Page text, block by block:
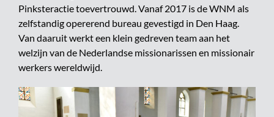
Pinksteractie toevertrouwd. Vanaf 2017 is de WNM als
zelfstandig opererend bureau gevestigd in Den Haag.
Van daaruit werkt een klein gedreven team aan het
welzijn van de Nederlandse missionarissen en missionair
werkers wereldwijd.